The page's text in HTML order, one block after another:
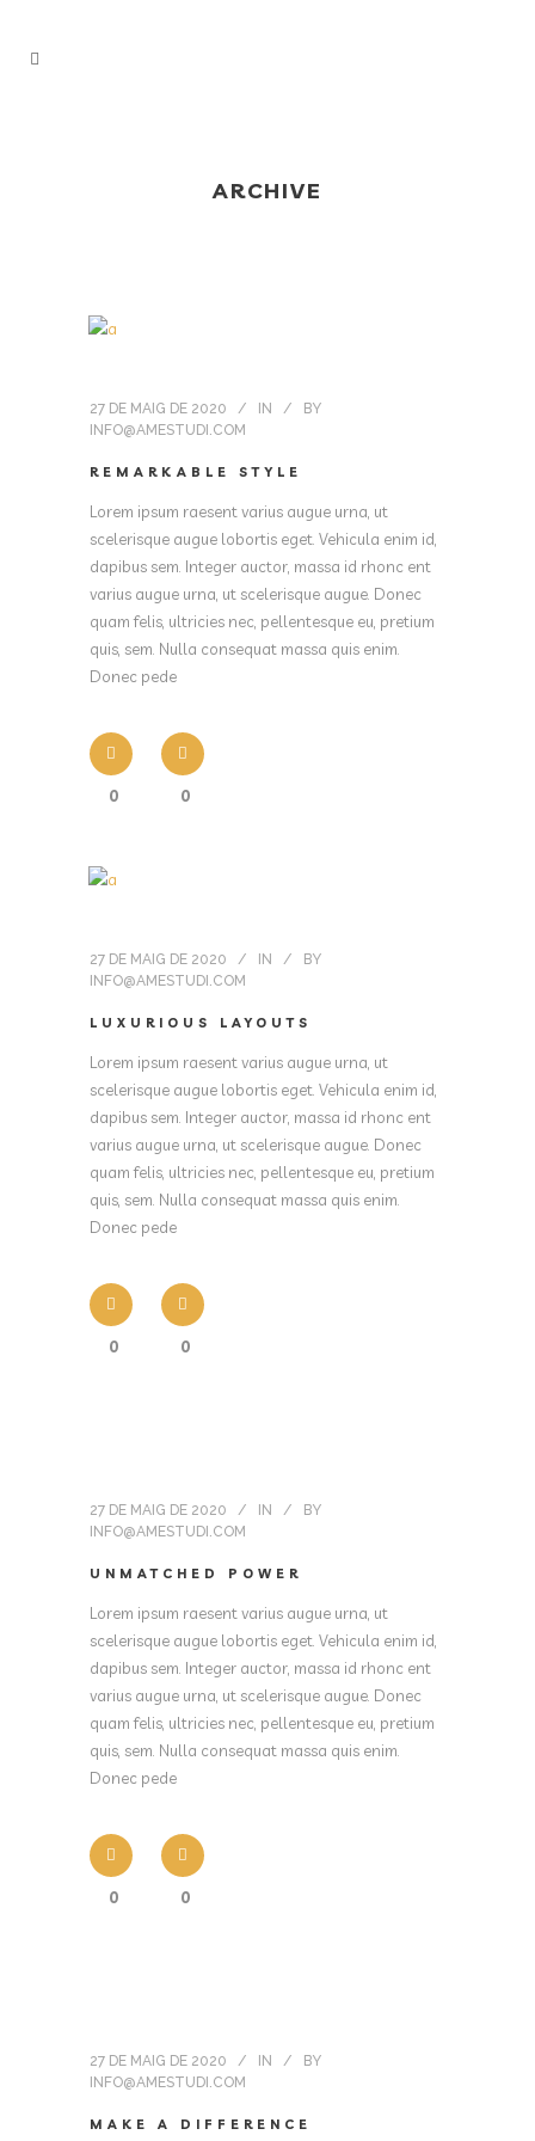
ARCHIVE
27 DE MAIG DE 2020 IN
BY
INFO@AMESTUDI.COM
REMARKABLE STYLE
Lorem ipsum raesent varius augue urna, ut
scelerisque augue lobortis eget. Vehicula enim id,
dapibus sem. Integer auctor, massa id rhonc ent
varius augue urna, ut scelerisque augue. Donec
quam felis, ultricies nec, pellentesque eu, pretium
quis, sem. Nulla consequat massa quis enim.
Donec pede
0 0
27 DE MAIG DE 2020 IN
BY
INFO@AMESTUDI.COM
LUXURIOUS LAYOUTS
Lorem ipsum raesent varius augue urna, ut
scelerisque augue lobortis eget. Vehicula enim id,
dapibus sem. Integer auctor, massa id rhonc ent
varius augue urna, ut scelerisque augue. Donec
quam felis, ultricies nec, pellentesque eu, pretium
quis, sem. Nulla consequat massa quis enim.
Donec pede
0 0
27 DE MAIG DE 2020 IN
BY
INFO@AMESTUDI.COM
UNMATCHED POWER
Lorem ipsum raesent varius augue urna, ut
scelerisque augue lobortis eget. Vehicula enim id,
dapibus sem. Integer auctor, massa id rhonc ent
varius augue urna, ut scelerisque augue. Donec
quam felis, ultricies nec, pellentesque eu, pretium
quis, sem. Nulla consequat massa quis enim.
Donec pede
0 0
27 DE MAIG DE 2020 IN
BY
INFO@AMESTUDI.COM
MAKE A DIFFERENCE